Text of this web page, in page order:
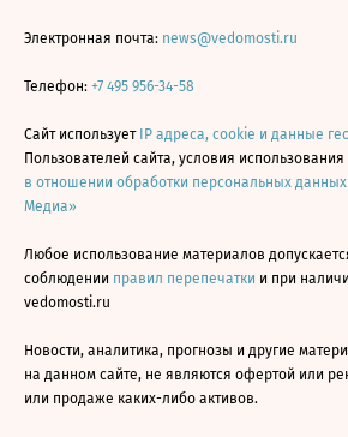
Электронная почта: news@vedomosti.ru
Телефон: +7 495 956-34-58
Сайт использует IP адреса, cookie и данные
Пользователей сайта, условия
в отношении обработки персональных
Медиа»
Любое использование материалов
соблюдении правил перепечатки и при
vedomosti.ru
Новости, аналитика, прогнозы и другие
на данном сайте, не являются офертой или
или продаже каких-либо активов.